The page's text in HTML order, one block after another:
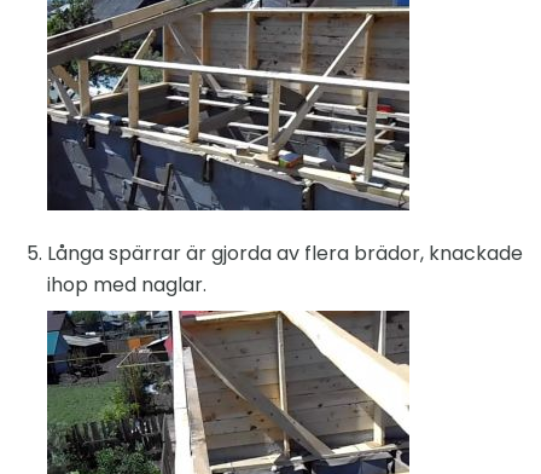
Långa spärrar är gjorda av flera brädor, knackade
ihop med naglar.